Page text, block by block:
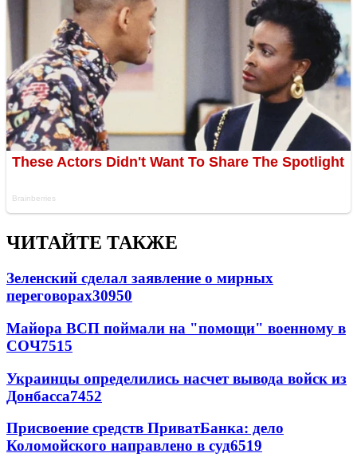
ЧИТАЙТЕ ТАКЖЕ
Зеленский сделал заявление о мирных
переговорах30950
Майора ВСП поймали на "помощи" военному в
СОЧ7515
Украинцы определились насчет вывода войск из
Донбасса7452
Присвоение средств ПриватБанка: дело
Коломойского направлено в суд6519